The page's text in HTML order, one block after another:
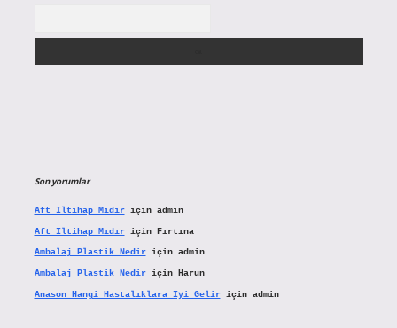
Son yorumlar
Aft Iltihap Mıdıriçin admin
Aft Iltihap Mıdıriçin Fırtına
Ambalaj Plastik Nediriçin admin
Ambalaj Plastik Nediriçin Harun
Anason Hangi Hastalıklara Iyi Geliriçin admin